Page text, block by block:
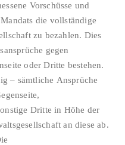
Vorschüsse und
die vollständige
zu bezahlen. Dies
gegen
oder Dritte bestehen.
– sämtliche Ansprüche
Dritte in Höhe der
an diese ab.